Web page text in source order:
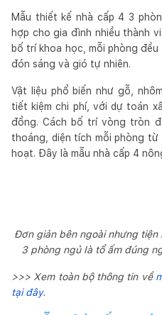
Mẫu thiết kế nhà cấp 4 3
hợp cho gia đình nhiều thành
bố trí khoa học, mỗi phòng
đón sáng và gió tự nhiên.
Vật liệu phổ biến như gỗ,
tiết kiệm chi phí, với dự toán
đồng. Cách bố trí vòng tròn
thoáng, diện tích mỗi phòng từ
hoạt. Đây là mẫu nhà cấp 4
Đơn giản bên ngoài nhưng
3 phòng ngủ là tổ ấm đúng
>>> Xem toàn bộ thông tin về
tại đây.